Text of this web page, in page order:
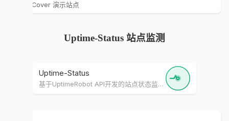
Mini-Cover 演示站点
Uptime-Status 站点监测
Uptime-Status
基于UptimeRobot API开发的站点状态监控面板